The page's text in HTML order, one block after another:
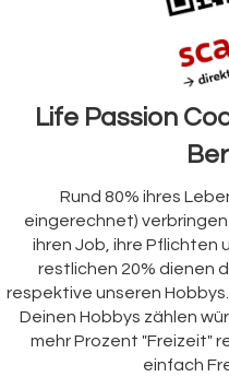
Life Passion
Rund 80% ihres
eingerechnet)
ihren Job, ihre Pflichten
restlichen 20% dienen
respektive unseren
Deinen Hobbys zählen
mehr Prozent "Freizeit"
einfach